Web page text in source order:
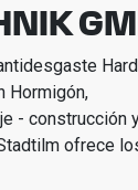
Hormigón,
- construcción
ofrece